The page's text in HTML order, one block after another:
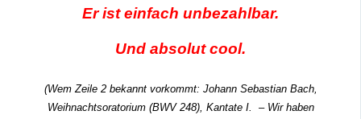
Er ist einfach unbezahlbar.
Und absolut cool.
(Wem Zeile 2 bekannt vorkommt: Johann Sebastian Bach,
Weihnachtsoratorium (BWV 248), Kantate I. – Wir haben